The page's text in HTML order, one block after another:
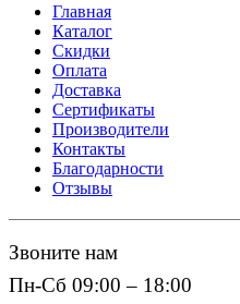
Главная
Каталог
Скидки
Оплата
Доставка
Сертификаты
Производители
Контакты
Благодарности
Отзывы
Звоните нам
Пн-Сб 09:00 – 18:00